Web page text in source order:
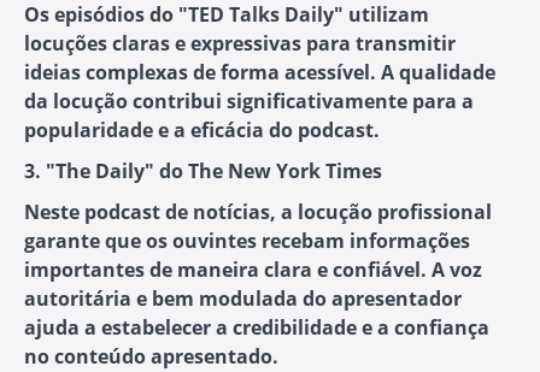
Os episódios do "TED Talks Daily" utilizam
locuções claras e expressivas para transmitir
ideias complexas de forma acessível. A qualidade
da locução contribui significativamente para a
popularidade e a eficácia do podcast.
3. "The Daily" do The New York Times
Neste podcast de notícias, a locução profissional
garante que os ouvintes recebam informações
importantes de maneira clara e confiável. A voz
autoritária e bem modulada do apresentador
ajuda a estabelecer a credibilidade e a confiança
no conteúdo apresentado.